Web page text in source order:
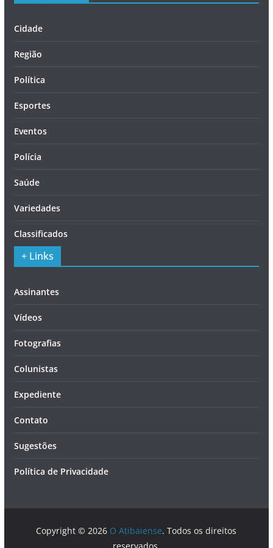
Cidade
Região
Política
Esportes
Eventos
Polícia
Saúde
Variedades
Classificados
+ Links
Assinantes
Vídeos
Fotografias
Colunistas
Expediente
Contato
Sugestões
Política de Privacidade
Copyright © 2026 O Atibaiense. Todos os direitos